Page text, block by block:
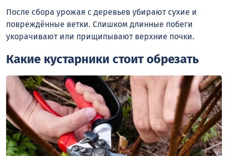
После сбора урожая с деревьев убирают сухие и
повреждённые ветки. Слишком длинные побеги
укорачивают или прищипывают верхние почки.
Какие кустарники стоит обрезать